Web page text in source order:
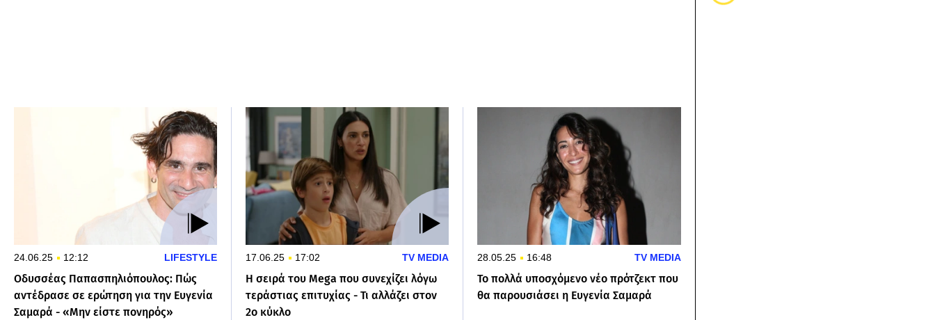
24.06.25 12:12 LIFESTYLE
Οδυσσέας Παπασπηλιόπουλος: Πώς
αντέδρασε σε ερώτηση για την Ευγενία
Σαμαρά - «Μην είστε πονηρός»
17.06.25 17:02 TV MEDIA
Η σειρά του Mega που συνεχίζει λόγω
τεράστιας επιτυχίας - Τι αλλάζει στον
2ο κύκλο
28.05.25 16:48 TV MEDIA
Το πολλά υποσχόμενο νέο πρότζεκτ που
θα παρουσιάσει η Ευγενία Σαμαρά